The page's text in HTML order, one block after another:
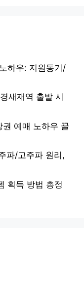
하우: 지원동기/
새재역 출발 시
예매 노하우 꿀
파/고주파 원리,
획득 방법 총정